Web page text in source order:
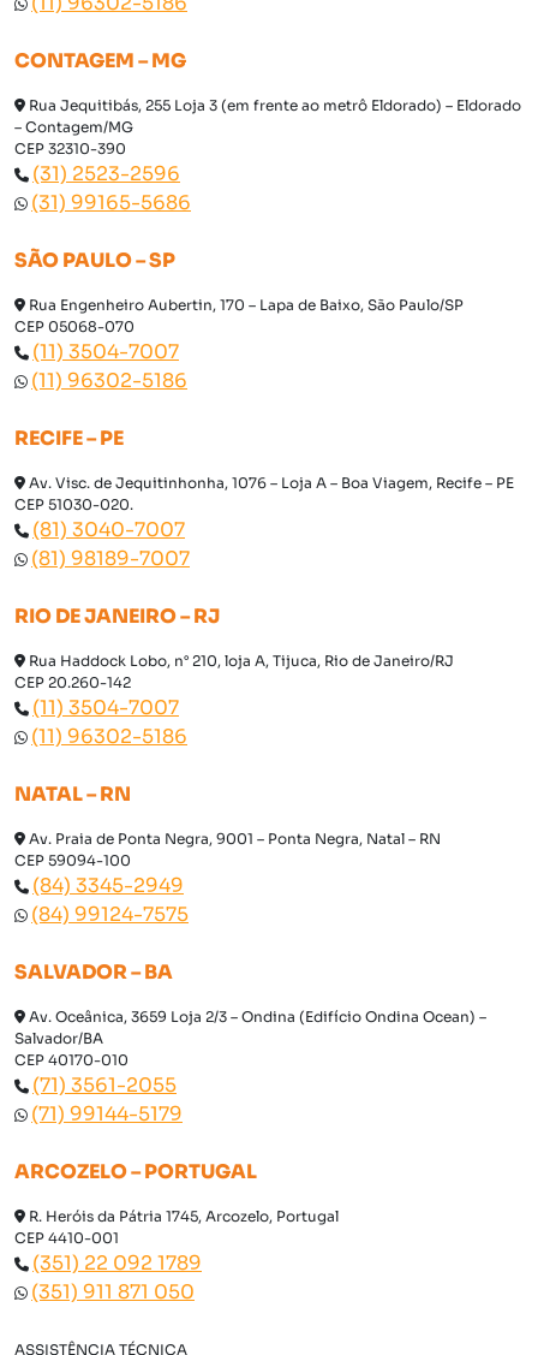
CONTAGEM – MG
Rua Jequitibás, 255 Loja 3 (em frente ao metrô Eldorado) – Eldorado
– Contagem/MG
CEP 32310-390
(31) 2523-2596
(31) 99165-5686
SÃO PAULO – SP
Rua Engenheiro Aubertin, 170 – Lapa de Baixo, São Paulo/SP
CEP 05068-070
(11) 3504-7007
(11) 96302-5186
RECIFE – PE
Av. Visc. de Jequitinhonha, 1076 – Loja A – Boa Viagem, Recife – PE
CEP 51030-020.
(81) 3040-7007
(81) 98189-7007
RIO DE JANEIRO – RJ
Rua Haddock Lobo, n° 210, loja A, Tijuca, Rio de Janeiro/RJ
CEP 20.260-142
(11) 3504-7007
(11) 96302-5186
NATAL – RN
Av. Praia de Ponta Negra, 9001 – Ponta Negra, Natal – RN
CEP 59094-100
(84) 3345-2949
(84) 99124-7575
SALVADOR – BA
Av. Oceânica, 3659 Loja 2/3 – Ondina (Edifício Ondina Ocean) –
Salvador/BA
CEP 40170-010
(71) 3561-2055
(71) 99144-5179
ARCOZELO – PORTUGAL
R. Heróis da Pátria 1745, Arcozelo, Portugal
CEP 4410-001
(351) 22 092 1789
(351) 911 871 050
ASSISTÊNCIA TÉCNICA